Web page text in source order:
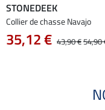
STONEDEEK
Collier de chasse Navajo
35,12 € 43,90 €54,90